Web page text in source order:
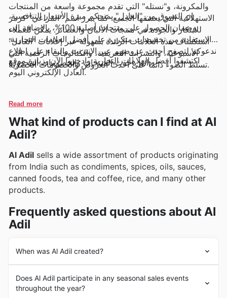
والمكرونة، و"نستله" التي تقدم مجموعة واسعة من المنتجات
الاستهلاكية التي يعشقها الجميع. كما يبرز اسم "المراعي" كرمز
للابتكار والجودة في منتجات الألبان والعصائر. يمكن للعملاء
استكشاف هذه العلامات الرائدة بسهولة عبر إعلانات "العادل"
الأسبوعية، والنشرات التعريفية، والكتالوجات الرقمية التي
تسلط الضوء دائمًا على أحدث العروض والخصومات الحصرية.
إن التسوق من "العادل" يمنحكم ميزة الأسعار التنافسية،
وضمان الحصول على منتجات أصلية 100%، بالإضافة إلى
الاستفادة من تخفيضات متكررة على أفضل العلامات التجارية.
ندعوكم لتصفح أحدث عروضهم عبر الإنترنت والبقاء على اطلاع
دائم بأحدث المنتجات والخصومات المحدودة.
اكتشفوا أفضل العلامات التجارية وادخروا الآن بزيارة موقع
العادل الإلكتروني اليوم.
Read more
What kind of products can I find at Al
Adil?
Al Adil sells a wide assortment of products originating
from India such as condiments, spices, oils, sauces,
canned foods, tea and coffee, rice, and many other
products.
Frequently asked questions about Al
Adil
When was Al Adil created?
Dhananjai Datar, who came to Dubai from India and
together with his father opened a small store. Since its
Does Al Adil participate in any seasonal sales events
throughout the year?